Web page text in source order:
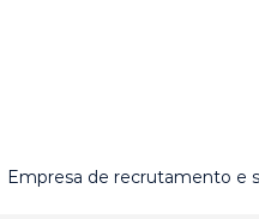
Empresa de recrutamento e